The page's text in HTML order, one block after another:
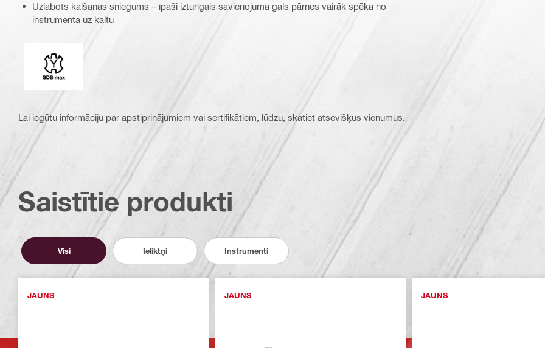
Uzlabots kalšanas sniegums – īpaši izturīgais savienojuma gals pārnes vairāk spēka no
instrumenta uz kaltu
Savienojuma gals
Lai iegūtu informāciju par apstiprinājumiem vai sertifikātiem, lūdzu, skatiet atsevišķus vienumus.
Saistītie produkti
Visi Ieliktņi Instrumenti
JAUNS JAUNS JAUNS